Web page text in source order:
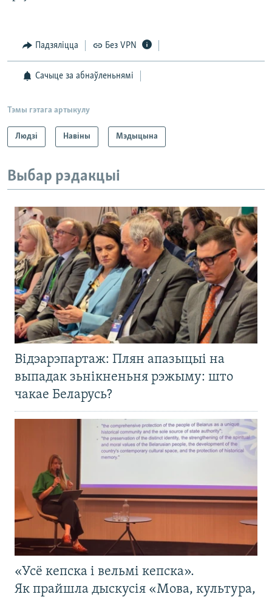
Падзяліцца Без VPN
Сачыце за абнаўленьнямі
Тэмы гэтага артыкулу
Людзі Навіны Мэдыцына
Выбар рэдакцыі
Відэарэпартаж: Плян апазыцыі на
выпадак зьнікненьня рэжыму: што
чакае Беларусь?
«Усё кепска і вельмі кепска».
Як прайшла дыскусія «Мова, культура,